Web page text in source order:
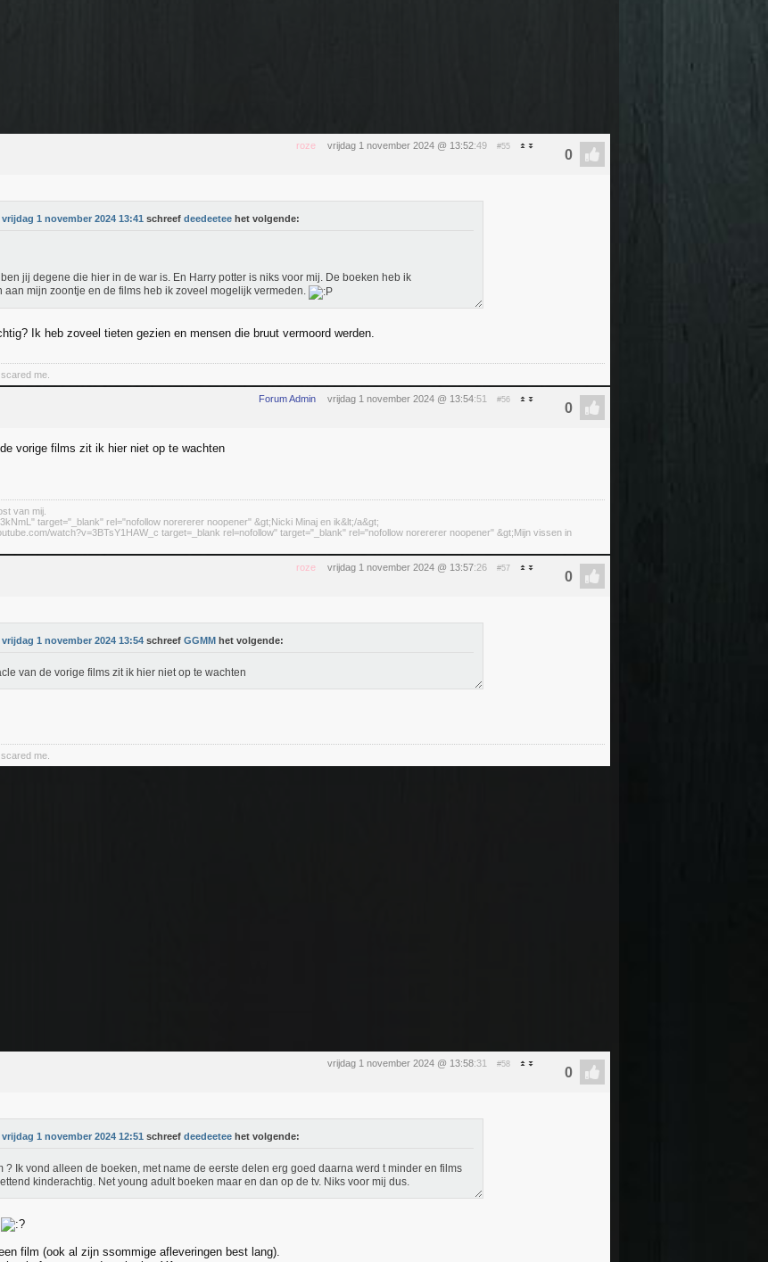
roze vrijdag 1 november 2024 @ 13:52:49 #55
vrijdag 1 november 2024 13:41 schreef deedeetee het volgende:
jij degene die hier in de war is. En Harry potter is niks voor mij. De boeken heb ik
aan mijn zoontje en de films heb ik zoveel mogelijk vermeden.
Ik heb zoveel tieten gezien en mensen die bruut vermoord werden.
me.
Forum Admin vrijdag 1 november 2024 @ 13:54:51 #56
vorige films zit ik hier niet op te wachten
van mij.
target="_blank" rel="nofollow norererer noopener" &gt;Nicki Minaj en ik&lt;/a&gt;
watch?v=3BTsY1HAW_c target=_blank rel=nofollow" target="_blank" rel="nofollow norererer noopener" &gt;Mijn vissen in
roze vrijdag 1 november 2024 @ 13:57:26 #57
vrijdag 1 november 2024 13:54 schreef GGMM het volgende:
van de vorige films zit ik hier niet op te wachten
me.
vrijdag 1 november 2024 @ 13:58:31 #58
vrijdag 1 november 2024 12:51 schreef deedeetee het volgende:
? Ik vond alleen de boeken, met name de eerste delen erg goed daarna werd t minder en films
kinderachtig. Net young adult boeken maar en dan op de tv. Niks voor mij dus.
film (ook al zijn ssommige afleveringen best lang).